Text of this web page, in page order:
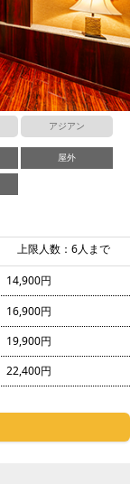
アジアン
屋外
上限人数：6人まで
14,900円
16,900円
19,900円
22,400円